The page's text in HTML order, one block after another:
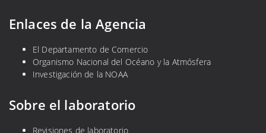
Enlaces de la Agencia
El Departamento de Comercio
Organismo Nacional del Océano y la Atmósfera
Investigación de la NOAA
Sobre el laboratorio
Revisiones de laboratorio